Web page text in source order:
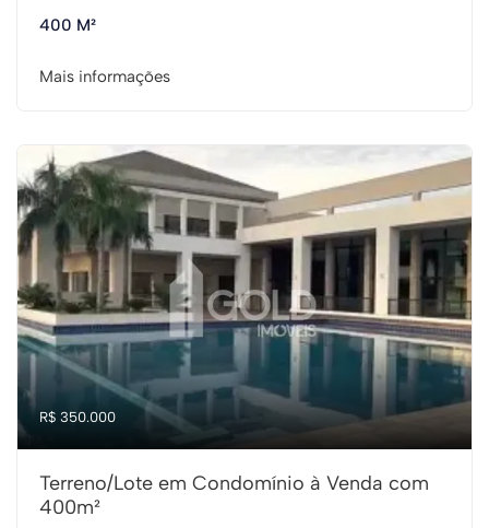
400 M²
Mais informações
R$ 350.000
Terreno/Lote em Condomínio à Venda com
400m²